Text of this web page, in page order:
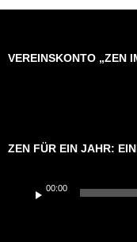
VEREINSKONTO „ZEN
ZEN FÜR EIN JAHR:
Player
00:00